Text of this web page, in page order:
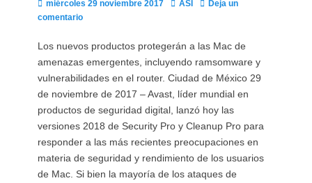
Publicado
el
miércoles 29 noviembre 2017 Autor
ASI
Deja un
comentario
Los nuevos productos protegerán a las Mac de
amenazas emergentes, incluyendo ramsomware y
vulnerabilidades en el router. Ciudad de México 29
de noviembre de 2017 – Avast, líder mundial en
productos de seguridad digital, lanzó hoy las
versiones 2018 de Security Pro y Cleanup Pro para
responder a las más recientes preocupaciones en
materia de seguridad y rendimiento de los usuarios
de Mac. Si bien la mayoría de los ataques de